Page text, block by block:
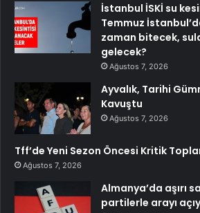
İstanbul İSKİ su
Temmuz
zaman bitecek,
gelecek?
Ağustos 7, 2026
Ayvalık, Tarihi
Kavuştu
Ağustos 7, 2026
Tff’de Yeni Sezon Öncesi Kritik
Ağustos 7, 2026
Almanya’da aşırı
partilerle arayı